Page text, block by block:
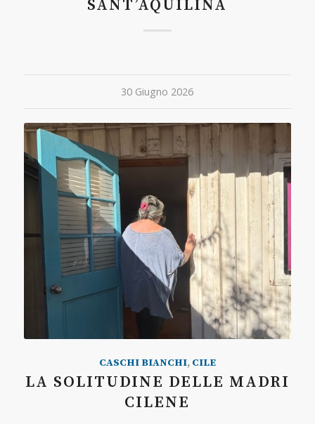
SANT’AQUILINA
30 Giugno 2026
CASCHI BIANCHI, CILE
LA SOLITUDINE DELLE MADRI
CILENE